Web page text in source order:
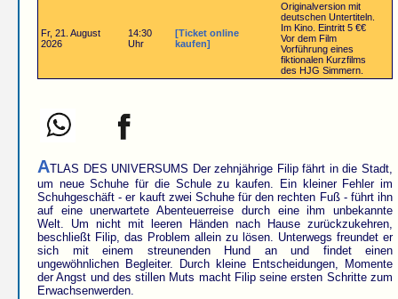
Fr, 21. August
2026
14:30
Uhr
[Ticket online
kaufen]
Originalversion mit
deutschen Untertiteln.
Im Kino. Eintritt 5 €€
Vor dem Film
Vorführung eines
fiktionalen Kurzfilms
des HJG Simmern.
ATLAS DES UNIVERSUMS Der zehnjährige Filip fährt in die Stadt,
um neue Schuhe für die Schule zu kaufen. Ein kleiner Fehler im
Schuhgeschäft - er kauft zwei Schuhe für den rechten Fuß - führt ihn
auf eine unerwartete Abenteuerreise durch eine ihm unbekannte
Welt. Um nicht mit leeren Händen nach Hause zurückzukehren,
beschließt Filip, das Problem allein zu lösen. Unterwegs freundet er
sich mit einem streunenden Hund an und findet einen
ungewöhnlichen Begleiter. Durch kleine Entscheidungen, Momente
der Angst und des stillen Muts macht Filip seine ersten Schritte zum
Erwachsenwerden.